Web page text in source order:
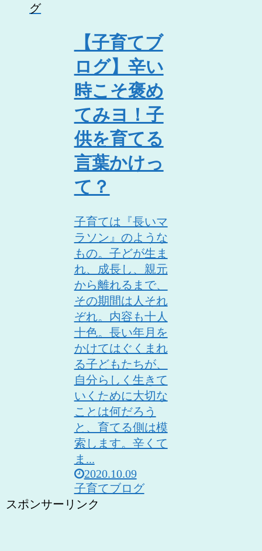
グ
【子育てブ
ログ】辛い
時こそ褒め
てみヨ！子
供を育てる
言葉かけっ
て？
子育ては『長いマ
ラソン』のような
もの。子どが生ま
れ、成長し、親元
から離れるまで、
その期間は人それ
ぞれ。内容も十人
十色。長い年月を
かけてはぐくまれ
る子どもたちが、
自分らしく生きて
いくために大切な
ことは何だろう
と、育てる側は模
索します。辛くて
ま...
2020.10.09
子育てブログ
スポンサーリンク